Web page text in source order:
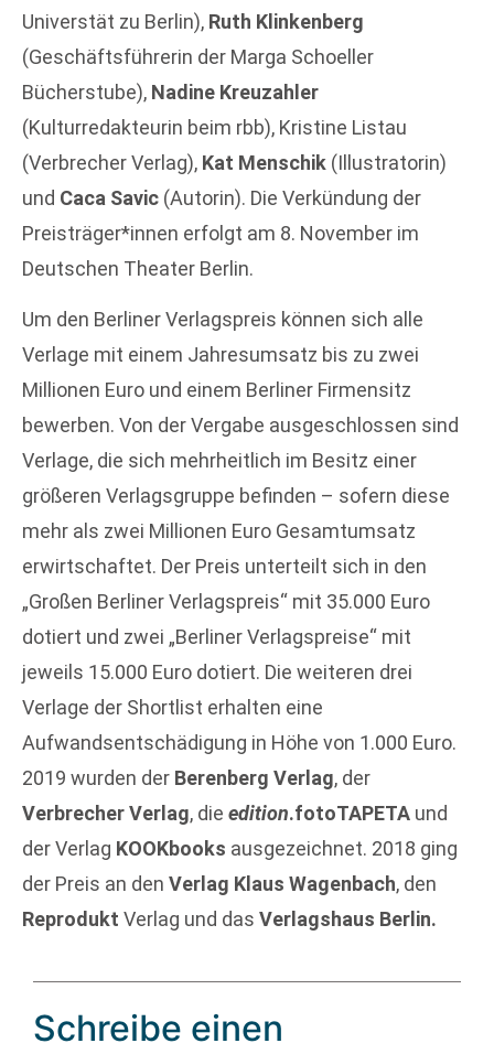
Universtät zu Berlin), Ruth Klinkenberg
(Geschäftsführerin der Marga Schoeller
Bücherstube), Nadine Kreuzahler
(Kulturredakteurin beim rbb), Kristine Listau
(Verbrecher Verlag), Kat Menschik (Illustratorin)
und Caca Savic (Autorin). Die Verkündung der
Preisträger*innen erfolgt am 8. November im
Deutschen Theater Berlin.
Um den Berliner Verlagspreis können sich alle
Verlage mit einem Jahresumsatz bis zu zwei
Millionen Euro und einem Berliner Firmensitz
bewerben. Von der Vergabe ausgeschlossen sind
Verlage, die sich mehrheitlich im Besitz einer
größeren Verlagsgruppe befinden – sofern diese
mehr als zwei Millionen Euro Gesamtumsatz
erwirtschaftet. Der Preis unterteilt sich in den
„Großen Berliner Verlagspreis“ mit 35.000 Euro
dotiert und zwei „Berliner Verlagspreise“ mit
jeweils 15.000 Euro dotiert. Die weiteren drei
Verlage der Shortlist erhalten eine
Aufwandsentschädigung in Höhe von 1.000 Euro.
2019 wurden der Berenberg Verlag, der
Verbrecher Verlag, die edition.fotoTAPETA und
der Verlag KOOKbooks ausgezeichnet. 2018 ging
der Preis an den Verlag Klaus Wagenbach, den
Reprodukt Verlag und das Verlagshaus Berlin.
Schreibe einen